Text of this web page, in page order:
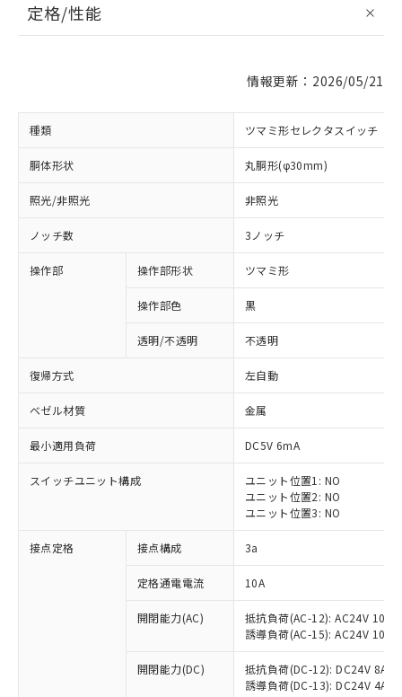
定格/性能
情報更新：2026/05/21
種類 ツマミ形セレクタスイッチ
胴体形状 丸胴形(φ30mm)
照光/非照光 非照光
ノッチ数 3ノッチ
操作部 操作部形状 ツマミ形
操作部色 黒
透明/不透明 不透明
復帰方式 左自動
ベゼル材質 金属
最小適用負荷 DC5V 6mA
スイッチユニット構成
ユニット位置1: NO
ユニット位置2: NO
ユニット位置3: NO
接点定格 接点構成 3a
定格通電電流 10A
開閉能力(AC)
抵抗負荷(AC-12): AC24V 10A/
誘導負荷(AC-15): AC24V
開閉能力(DC)
抵抗負荷(DC-12): DC24V 8A/
誘導負荷(DC-13): DC24V 4A/
ご利用条件
対応済み：EU RoHS指令（10物質）の
非含有に対応した製品が提供可能な商品で
有に対応した製品に切り替える予定のある